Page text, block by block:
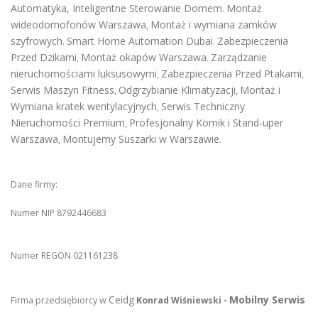
Automatyka, Inteligentne Sterowanie Domem. Montaż
wideodomofonów Warszawa, Montaż i wymiana zamków
szyfrowych. Smart Home Automation Dubai. Zabezpieczenia
Przed Dzikami, Montaż okapów Warszawa. Zarządzanie
nieruchomościami luksusowymi, Zabezpieczenia Przed Ptakami,
Serwis Maszyn Fitness, Odgrzybianie Klimatyzacji, Montaż i
Wymiana kratek wentylacyjnych, Serwis Techniczny
Nieruchomości Premium, Profesjonalny Komik i Stand-uper
Warszawa, Montujemy Suszarki w Warszawie.
Dane firmy:
Numer NIP 8792446683
Numer REGON 021161238
Firma przedsiębiorcy w Ceidg Konrad Wiśniewski - Mobilny Serwis